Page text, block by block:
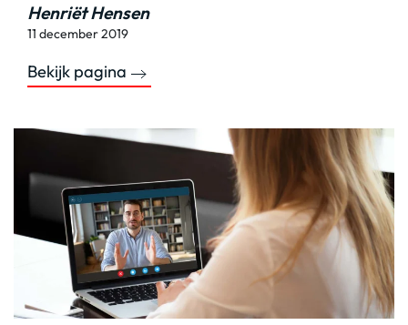
Henriët Hensen
11 december 2019
Bekijk pagina